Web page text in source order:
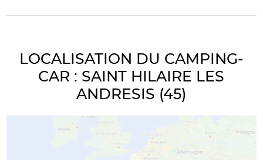
LOCALISATION DU CAMPING-
CAR : SAINT HILAIRE LES
ANDRESIS (45)